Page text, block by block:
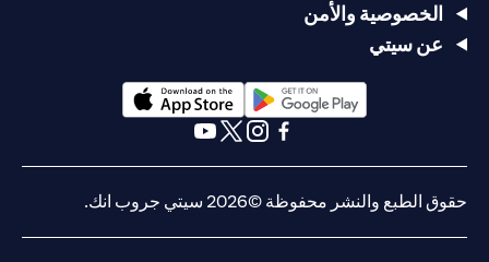
الخصوصية والأمن
عن سيتي
(opens in a new tab)
الطبع والنشر محفوظة ©2026 سيتي جروب انك.